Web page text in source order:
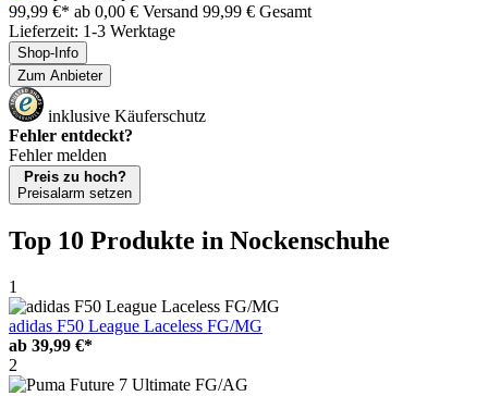
99,99 €* ab 0,00 € Versand 99,99 € Gesamt
Lieferzeit: 1-3 Werktage
Shop-Info
Zum Anbieter
inklusive Käuferschutz
Fehler entdeckt?
Fehler melden
Preis zu hoch?
Preisalarm setzen
Top 10 Produkte in Nockenschuhe
1
adidas F50 League Laceless FG/MG
ab 39,99 €*
2